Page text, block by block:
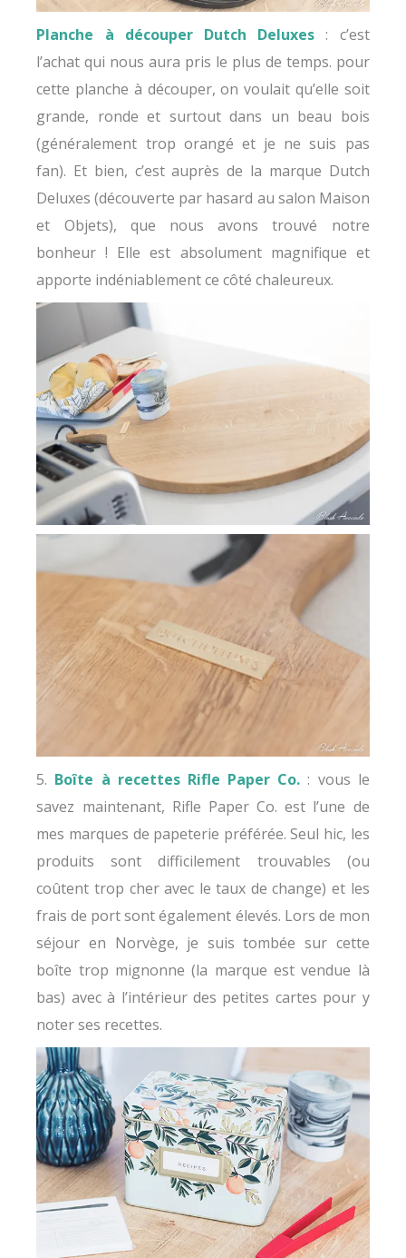
Planche à découper Dutch Deluxes : c’est
l’achat qui nous aura pris le plus de temps. pour
cette planche à découper, on voulait qu’elle soit
grande, ronde et surtout dans un beau bois
(généralement trop orangé et je ne suis pas
fan). Et bien, c’est auprès de la marque Dutch
Deluxes (découverte par hasard au salon Maison
et Objets), que nous avons trouvé notre
bonheur ! Elle est absolument magnifique et
apporte indéniablement ce côté chaleureux.
5. Boîte à recettes Rifle Paper Co. : vous le
savez maintenant, Rifle Paper Co. est l’une de
mes marques de papeterie préférée. Seul hic, les
produits sont difficilement trouvables (ou
coûtent trop cher avec le taux de change) et les
frais de port sont également élevés. Lors de mon
séjour en Norvège, je suis tombée sur cette
boîte trop mignonne (la marque est vendue là
bas) avec à l’intérieur des petites cartes pour y
noter ses recettes.